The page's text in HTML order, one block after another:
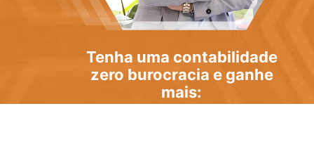
Tenha uma contabilidade
zero burocracia e ganhe
mais: